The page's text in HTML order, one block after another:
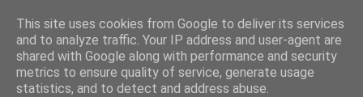
This site uses cookies from Google to deliver its services
and to analyze traffic. Your IP address and user-agent are
shared with Google along with performance and security
metrics to ensure quality of service, generate usage
statistics, and to detect and address abuse.